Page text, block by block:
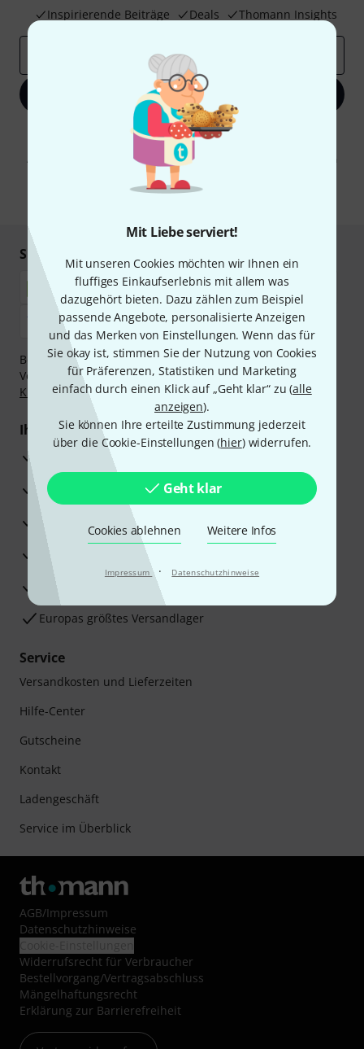
Mit Liebe serviert!
Mit unseren Cookies möchten wir Ihnen ein
fluffiges Einkaufserlebnis mit allem was
dazugehört bieten. Dazu zählen zum Beispiel
passende Angebote, personalisierte Anzeigen
und das Merken von Einstellungen. Wenn das für
Sie okay ist, stimmen Sie der Nutzung von Cookies
für Präferenzen, Statistiken und Marketing
einfach durch einen Klick auf „Geht klar“ zu (alle
anzeigen).
Sie können Ihre erteilte Zustimmung jederzeit
über die Cookie-Einstellungen (hier) widerrufen.
Geht klar
Cookies ablehnen Weitere Infos
Impressum · Datenschutzhinweise
Inspirierende Beiträge
Deals Thomann Insights
Jetzt anmelden
Mit Klick auf „Jetzt anmelden“ stimmen Sie dem Erhalt von E-Mail-
Werbung und einer Messung des E-Mail-Nutzungsverhaltens zu. Die
Abmeldung ist jederzeit möglich. Weitere Informationen finden Sie in
unserenDatenschutzhinweisen
* Pflichtfeld
Sicher einkaufen & bezahlen
Bezahlen Sie vertraulich und sicher per Nachnahme,
Vorkasse, PayPal, Amazon Pay,Klarna Sofort bezahlen
Klarna Ratenzahlungoder Kreditkarte.
Ihre Vorteile
3 Jahre Thomann Garantie
30 Tage Money-Back-Garantie
Beratung durch Fachexperten
Zufriedenheitsgarantie
Europas größtes Versandlager
Service
Versandkosten und Lieferzeiten
Hilfe-Center
Gutscheine
Kontakt
Ladengeschäft
Service im Überblick
AGB/Impressum
Datenschutzhinweise
Widerrufsrecht für Verbraucher
Bestellvorgang/Vertragsabschluss
Mängelhaftungsrecht
Erklärung zur Barrierefreiheit